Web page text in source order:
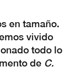
en tamaño.
vivido
todo lo
de C.